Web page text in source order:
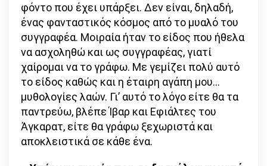
φόντο που έχει υπάρξει. Δεν είναι, δηλαδή,
ένας φανταστικός κόσμος από το μυαλό του
συγγραφέα. Μοιραία ήταν το είδος που ήθελα
να ασχοληθώ και ως συγγραφέας, γιατί
χαίρομαι να το γράφω. Με γεμίζει πολύ αυτό
το είδος καθώς και η έταιρη αγάπη μου…
μυθολογίες λαών. Γι’ αυτό το λόγο είτε θα τα
παντρεύω, βλέπε Ίβαρ και Εφιάλτες του
Άγκαρατ, είτε θα γράφω ξεχωριστά και
αποκλειστικά σε κάθε ένα.